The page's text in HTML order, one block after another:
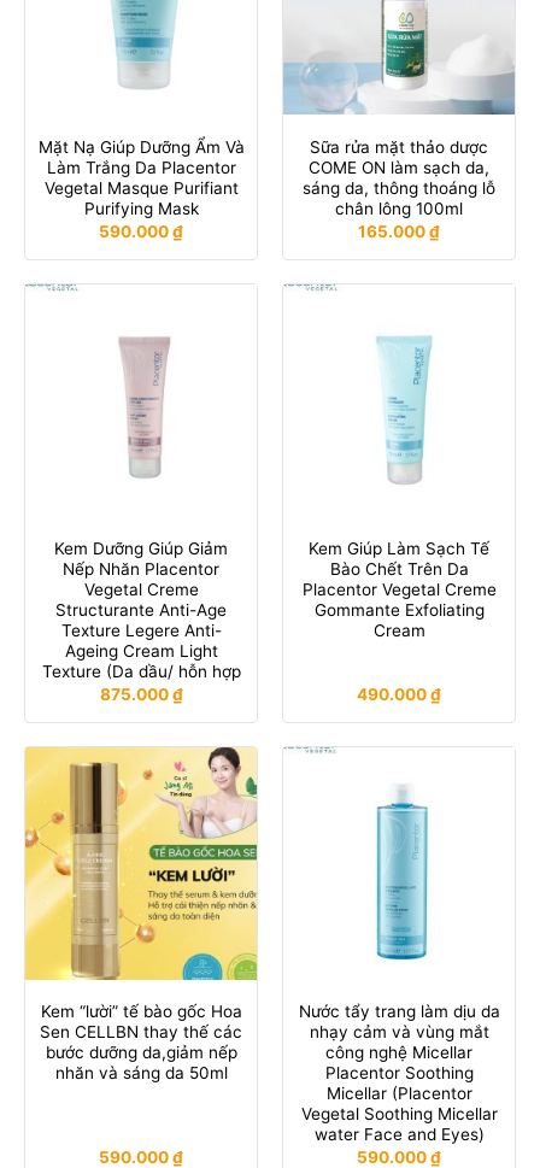
Mặt Nạ Giúp Dưỡng Ẩm Và
Làm Trắng Da Placentor
Vegetal Masque Purifiant
Purifying Mask
590.000₫
Sữa rửa mặt thảo dược
COME ON làm sạch da,
sáng da, thông thoáng lỗ
chân lông 100ml
165.000₫
Kem Dưỡng Giúp Giảm
Nếp Nhăn Placentor
Vegetal Creme
Structurante Anti-Age
Texture Legere Anti-
Ageing Cream Light
Texture (Da dầu/ hỗn hợp
875.000₫
Kem Giúp Làm Sạch Tế
Bào Chết Trên Da
Placentor Vegetal Creme
Gommante Exfoliating
Cream
490.000₫
Kem “lười” tế bào gốc Hoa
Sen CELLBN thay thế các
bước dưỡng da,giảm nếp
nhăn và sáng da 50ml
590.000₫
Nước tẩy trang làm dịu da
nhạy cảm và vùng mắt
công nghệ Micellar
Placentor Soothing
Micellar (Placentor
Vegetal Soothing Micellar
water Face and Eyes)
590.000₫